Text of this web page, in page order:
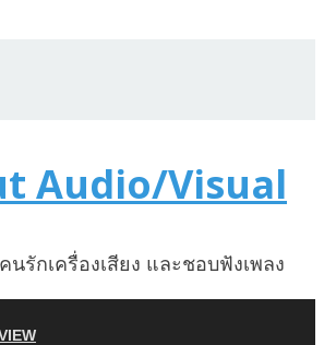
Audio/Visual
รักเครื่องเสียง และชอบฟังเพลง